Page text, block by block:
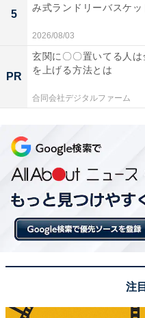
【今日チェックしたい
BOSE「SoundLink
Bose SoundLink Home
5
み式ランドリーバスケッ
2026/08/03
PR
玄関に〇〇置いてる人
を上げる方法とは
合同会社デジタルファーム
注